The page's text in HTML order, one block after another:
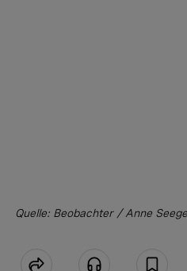
Quelle: Beobachter / Anne